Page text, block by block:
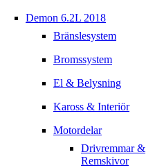
Demon 6.2L 2018
Bränslesystem
Bromssystem
El & Belysning
Kaross & Interiör
Motordelar
Drivremmar &
Remskivor